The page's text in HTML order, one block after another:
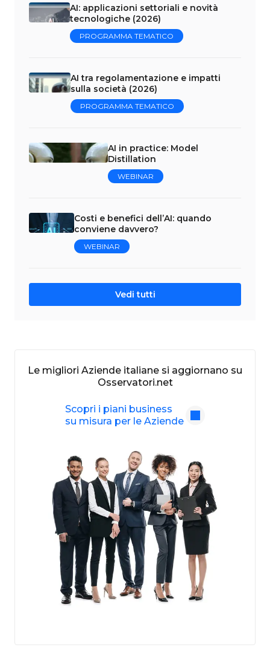
AI: applicazioni settoriali e novità
tecnologiche (2026)
PROGRAMMA TEMATICO
AI tra regolamentazione e impatti
sulla società (2026)
PROGRAMMA TEMATICO
AI in practice: Model
Distillation
WEBINAR
Costi e benefici dell’AI: quando
conviene davvero?
WEBINAR
Vedi tutti
Le migliori Aziende italiane si aggiornano su
Osservatori.net
Scopri i piani business
su misura per le Aziende